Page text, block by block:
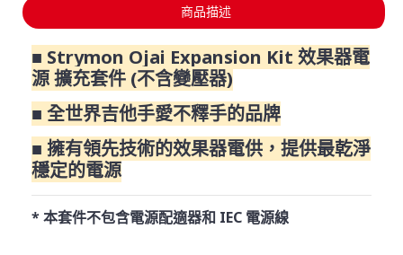
商品描述
■ Strymon Ojai Expansion Kit 效果器電
源 擴充套件 (不含變壓器)
■ 全世界吉他手愛不釋手的品牌
■ 擁有領先技術的效果器電供，提供最乾淨
穩定的電源
* 本套件不包含電源配適器和 IEC 電源線